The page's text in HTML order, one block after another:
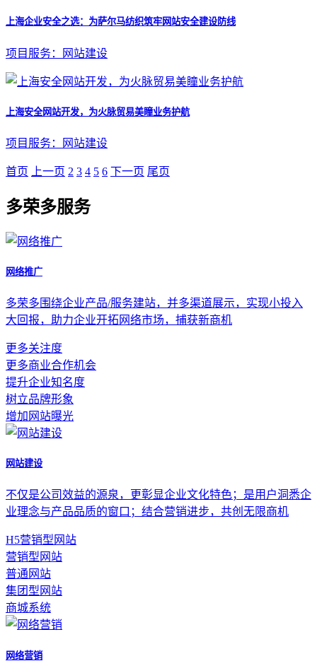
上海企业安全之选：为萨尔马纺织筑牢网站安全建设防线
项目服务：网站建设
上海安全网站开发，为火脉贸易美瞳业务护航
项目服务：网站建设
首页 上一页 2 3 4 5 6 下一页 尾页
多荣多服务
网络推广
多荣多围绕企业产品/服务建站，并多渠道展示，实现小投入
大回报，助力企业开拓网络市场，捕获新商机
更多关注度
更多商业合作机会
提升企业知名度
树立品牌形象
增加网站曝光
网站建设
不仅是公司效益的源泉，更彰显企业文化特色；是用户洞悉企
业理念与产品品质的窗口；结合营销进步，共创无限商机
H5营销型网站
营销型网站
普通网站
集团型网站
商城系统
网络营销